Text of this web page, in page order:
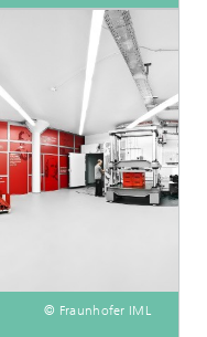
© Fraunhofer IML